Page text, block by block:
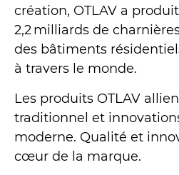
création, OTLAV a
2,2 milliards de
des bâtiments
à travers le monde.
Les produits OTLAV
traditionnel et
moderne. Qualité et
cœur de la marque.